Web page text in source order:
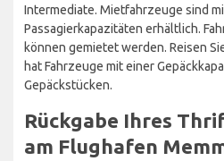
Intermediate. Mietfahrzeuge sind
Passagierkapazitäten erhältlich.
können gemietet werden. Reisen
hat Fahrzeuge mit einer
Gepäckstücken.
Rückgabe Ihres
am Flughafen